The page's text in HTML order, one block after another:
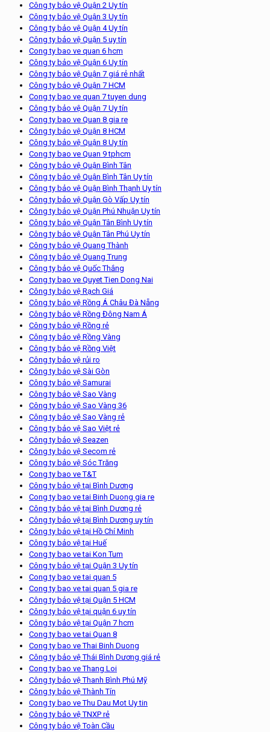
Công ty bảo vệ Quận 2 Uy tín
Công ty bảo vệ Quận 3 Uy tín
Công ty bảo vệ Quận 4 Uy tín
Công ty bảo vệ Quận 5 uy tín
Cong ty bao ve quan 6 hcm
Công ty bảo vệ Quận 6 Uy tín
Công ty bảo vệ Quận 7 giá rẻ nhất
Công ty bảo vệ Quận 7 HCM
Cong ty bao ve quan 7 tuyen dung
Công ty bảo vệ Quận 7 Uy tín
Cong ty bao ve Quan 8 gia re
Công ty bảo vệ Quận 8 HCM
Công ty bảo vệ Quận 8 Uy tín
Cong ty bao ve Quan 9 tphcm
Công ty bảo vệ Quận Bình Tân
Công ty bảo vệ Quận Bình Tân Uy tín
Công ty bảo vệ Quận Bình Thạnh Uy tín
Công ty bảo vệ Quận Gò Vấp Uy tín
Công ty bảo vệ Quận Phú Nhuận Uy tín
Công ty bảo vệ Quận Tân Bình Uy tín
Công ty bảo vệ Quận Tân Phú Uy tín
Công ty bảo vệ Quang Thành
Công ty bảo vệ Quang Trung
Công ty bảo vệ Quốc Thắng
Cong ty bao ve Quyet Tien Dong Nai
Công ty bảo vệ Rạch Giá
Công ty bảo vệ Rồng Á Châu Đà Nẵng
Công ty bảo vệ Rồng Đông Nam Á
Công ty bảo vệ Rồng rẻ
Công ty bảo vệ Rồng Vàng
Công ty bảo vệ Rồng Việt
Công ty bảo vệ rủi ro
Công ty bảo vệ Sài Gòn
Công ty bảo vệ Samurai
Công ty bảo vệ Sao Vàng
Công ty bảo vệ Sao Vàng 36
Công ty bảo vệ Sao Vàng rẻ
Công ty bảo vệ Sao Việt rẻ
Công ty bảo vệ Seazen
Công ty bảo vệ Secom rẻ
Công ty bảo vệ Sóc Trăng
Cong ty bao ve T&T
Công ty bảo vệ tại Bình Dương
Cong ty bao ve tai Binh Duong gia re
Công ty bảo vệ tại Bình Dương rẻ
Công ty bảo vệ tại Bình Dương uy tín
Công ty bảo vệ tại Hồ Chí Minh
Công ty bảo vệ tại Huế
Cong ty bao ve tai Kon Tum
Công ty bảo vệ tại Quận 3 Uy tín
Cong ty bao ve tai quan 5
Cong ty bao ve tai quan 5 gia re
Công ty bảo vệ tại Quận 5 HCM
Công ty bảo vệ tại quận 6 uy tín
Công ty bảo vệ tại Quận 7 hcm
Cong ty bao ve tai Quan 8
Cong ty bao ve Thai Binh Duong
Công ty bảo vệ Thái Bình Dương giá rẻ
Cong ty bao ve Thang Loi
Công ty bảo vệ Thanh Bình Phú Mỹ
Công ty bảo vệ Thành Tín
Cong ty bao ve Thu Dau Mot Uy tin
Công ty bảo vệ TNXP rẻ
Công ty bảo vệ Toàn Cầu